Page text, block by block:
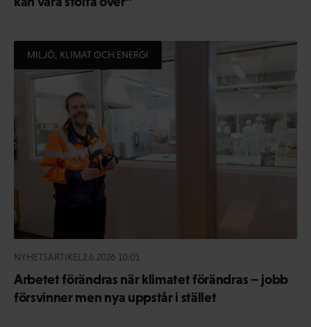
MILJÖ, KLIMAT OCH ENERGI
NYHETSARTIKEL 2.6.2026 10:01
Arbetet förändras när klimatet förändras – jobb
försvinner men nya uppstår i stället